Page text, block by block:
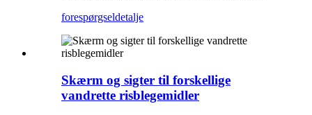
forespørgseldetalje
Skærm og sigter til forskellige
vandrette risblegemidler